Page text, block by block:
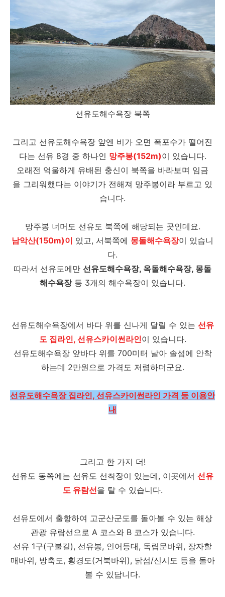
선유도해수욕장 북쪽
그리고 선유도해수욕장 앞엔 비가 오면 폭포수가 떨어진
다는 선유 8경 중 하나인 망주봉(152m)이 있습니다.
오래전 억울하게 유배된 충신이 북쪽을 바라보며 임금
을 그리워했다는 이야기가 전해져 망주봉이라 부르고 있
습니다.
망주봉 너머도 선유도 북쪽에 해당되는 곳인데요.
남악산(150m)이 있고, 서북쪽에 몽돌해수욕장이 있습니
다.
따라서 선유도에만 선유도해수욕장, 옥돌해수욕장, 몽돌
해수욕장등 3개의 해수욕장이 있습니다.
선유도해수욕장에서 바다 위를 신나게 달릴 수 있는 선유
도 집라인, 선유스카이썬라인이 있습니다.
선유도해수욕장 앞바다 위를 700미터 날아 솔섬에 안착
하는데 2만원으로 가격도 저렴하더군요.
선유도해수욕장 집라인, 선유스카이썬라인 가격 등 이용안
내
그리고 한 가지 더!
선유도 동쪽에는 선유도 선착장이 있는데, 이곳에서 선유
도 유람선을 탈 수 있습니다.
선유도에서 출항하여 고군산군도를 돌아볼 수 있는 해상
관광 유람선으로 A 코스와 B 코스가 있습니다.
선유 1구(구불길), 선유봉, 인어등대, 독립문바위, 장자할
매바위, 방축도, 횡경도(거북바위), 닭섬/신시도 등을 돌아
볼 수 있답니다.